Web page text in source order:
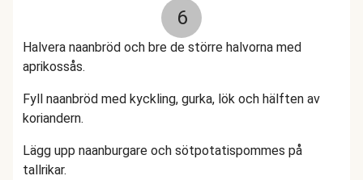
6
Halvera naanbröd och bre de större halvorna med
aprikossås.
Fyll naanbröd med kyckling, gurka, lök och hälften av
koriandern.
Lägg upp naanburgare och sötpotatispommes på
tallrikar.